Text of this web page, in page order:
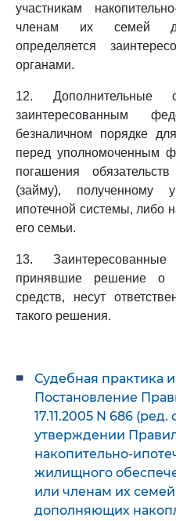
участникам
членам их семей
определяется
органами.
12. Дополнительные
заинтересованным
безналичном порядке
перед уполномоченным
погашения
(займу), полученному
ипотечной системы, либо
его семьи.
13.
принявшие решение о
средств, несут
такого решения.
Судебная практика
Постановление
17.11.2005 N 686
утверждении
накопительно-
жилищного
или членам их
дополняющих